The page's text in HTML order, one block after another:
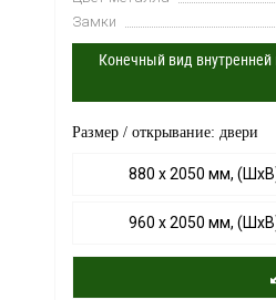
Замки
Конечный вид внутренней
Размер / открывание: двери
880 х 2050 мм,
960 х 2050 мм,